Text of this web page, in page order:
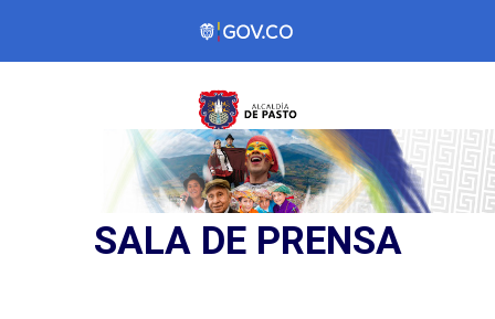
SALA DE PRENSA